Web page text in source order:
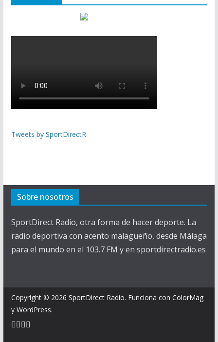
Tweets by SportDirectR
Sobre nosotros
SportDirect Radio, otra forma de hacer deporte. La
radio deportiva con acento malagueño, desde Málaga
para el mundo en el 103.7 FM y en sportdirectradio.es
Copyright © 2026 SportDirect Radio. Funciona con ColorMag
y WordPress.